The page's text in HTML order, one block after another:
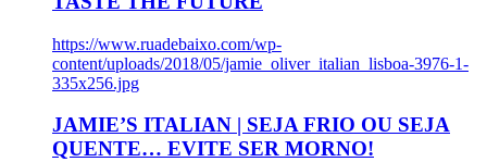
https://www.ruadebaixo.com/wp-
content/uploads/2018/05/jamie_oliver_italian_lisboa-3976-1-
335x256.jpg
JAMIE’S ITALIAN | SEJA FRIO OU SEJA
QUENTE… EVITE SER MORNO!